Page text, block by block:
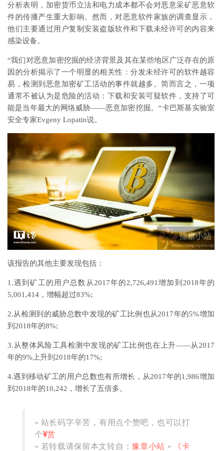
分析表明，加密货币立法和电力成本都不会对恶意采矿恶意软
件的传播产生重大影响。然而，对恶意软件家族的调查显示，
他们主要通过用户复制安装盗版软件和下载未经许可的内容来
感染设备。
“我们对恶意加密挖掘的经济背景及其在某些地区广泛存在的原
因的分析揭示了一个明显的相关性：分发未经许可的软件越容
易，检测到恶意加密矿工活动的事件就越多。简而言之，一项
通常不被认为是危险的活动：下载和安装可疑软件，支持了可
能是当年最大的网络威胁——恶意加密挖掘。“卡巴斯基实验室
安全专家Evgeny Lopatin说。
该报告的其他主要发现包括：
1.遇到矿工的用户总数从2017年的2,726,491增加到2018年的
5,001,414，增幅超过83%;
2.从检测到的威胁总数中发现的矿工比例也从2017年的5%增加
到2018年的8%;
3.从整体风险工具检测中发现的矿工比例也在上升——从2017
年的9%上升到2018年的17%;
4.遇到移动矿工的用户总数也有所增长，从2017年的1,986增加
到2018年的10,242，增长了五倍多。
» 站长码字辛苦，有用点个赞吧，也可以打
个 赏
» 若转载请保留本文转自：豫章小站 » 《卡